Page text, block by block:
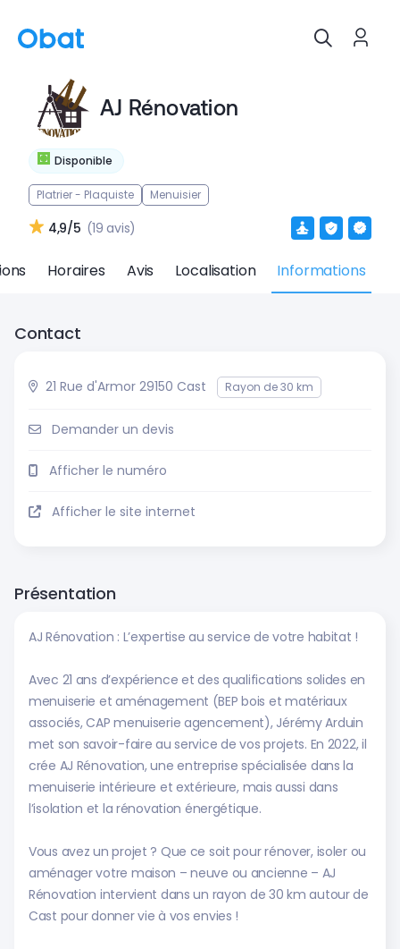
Disponible
AJ Rénovation
Platrier - Plaquiste Menuisier
4,9/5 (19 avis)
Horaires Avis Localisation Informations
Contact
21 Rue d'Armor 29150 Cast Rayon de 30 km
Demander un devis
Afficher le numéro
Afficher le site internet
Présentation
AJ Rénovation : L’expertise au service de votre habitat !
Avec 21 ans d’expérience et des qualifications solides en
menuiserie et aménagement (BEP bois et matériaux
associés, CAP menuiserie agencement), Jérémy Arduin
met son savoir-faire au service de vos projets. En 2022, il
crée AJ Rénovation, une entreprise spécialisée dans la
menuiserie intérieure et extérieure, mais aussi dans
l’isolation et la rénovation énergétique.
Vous avez un projet ? Que ce soit pour rénover, isoler ou
aménager votre maison – neuve ou ancienne – AJ
Rénovation intervient dans un rayon de 30 km autour de
Cast pour donner vie à vos envies !